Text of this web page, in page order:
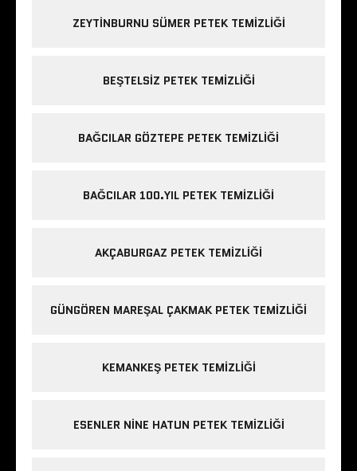
ZEYTINBURNU SÜMER PETEK TEMIZLIĞI
BEŞTELSIZ PETEK TEMIZLIĞI
BAĞCILAR GÖZTEPE PETEK TEMIZLIĞI
BAĞCILAR 100.YIL PETEK TEMIZLIĞI
AKÇABURGAZ PETEK TEMIZLIĞI
GÜNGÖREN MAREŞAL ÇAKMAK PETEK TEMIZLIĞI
KEMANKEŞ PETEK TEMIZLIĞI
ESENLER NINE HATUN PETEK TEMIZLIĞI